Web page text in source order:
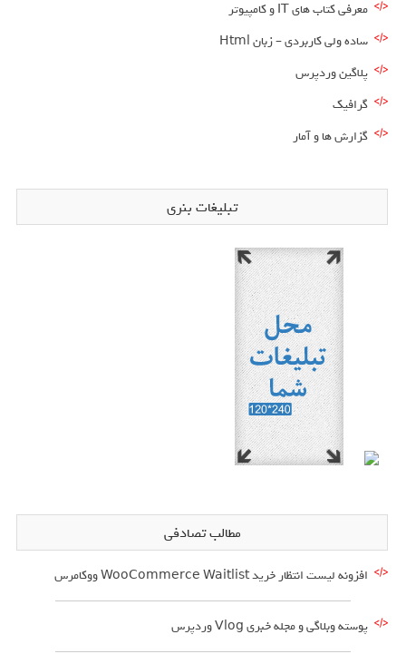
معرفی کتاب های IT و کامپیوتر
ساده ولی کاربردی – زبان Html
پلاگین وردپرس
گرافیک
گزارش ها و آمار
تبلیغات بنری
مطالب تصادفی
افزونه لیست انتظار خرید WooCommerce Waitlist ووکامرس
پوسته وبلاگی و مجله خبری Vlog وردپرس